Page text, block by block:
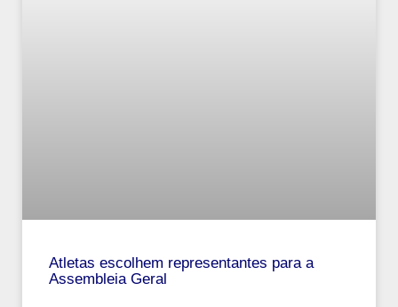
Atletas escolhem representantes para a
Assembleia Geral